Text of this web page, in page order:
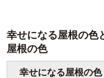
幸せになる屋根の色
屋根の色
幸せになる屋根の色